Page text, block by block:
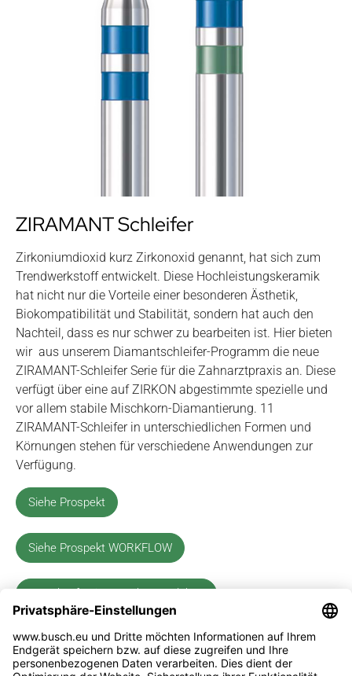
ZIRAMANT Schleifer
Zirkoniumdioxid kurz Zirkonoxid genannt, hat sich zum
Trendwerkstoff entwickelt. Diese Hochleistungskeramik
hat nicht nur die Vorteile einer besonderen Ästhetik,
Biokompatibilität und Stabilität, sondern hat auch den
Nachteil, dass es nur schwer zu bearbeiten ist. Hier bieten
wir aus unserem Diamantschleifer-Programm die neue
ZIRAMANT-Schleifer Serie für die Zahnarztpraxis an. Diese
verfügt über eine auf ZIRKON abgestimmte spezielle und
vor allem stabile Mischkorn-Diamantierung. 11
ZIRAMANT-Schleifer in unterschiedlichen Formen und
Körnungen stehen für verschiedene Anwendungen zur
Verfügung.
Siehe Prospekt
Siehe Prospekt WORKFLOW
Jetzt kaufen im Busch-Dentalshop